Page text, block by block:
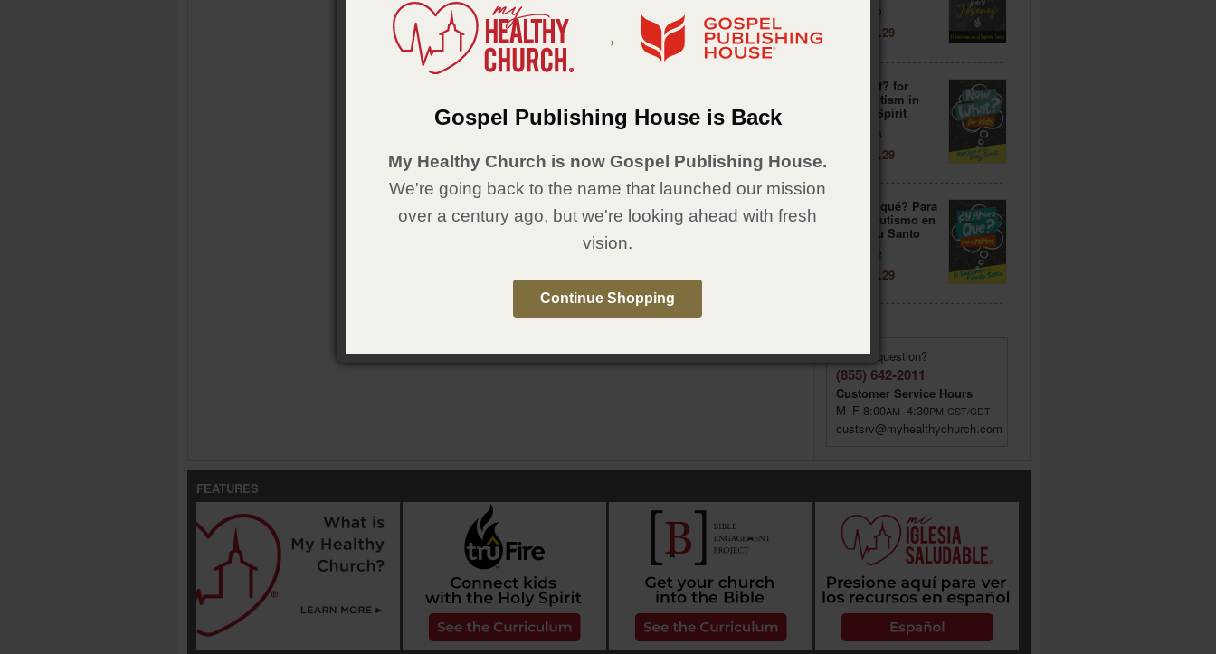
Detalles del producto
rústica
9781607319740
Gospel Publishing House
Disponible en inglés
Now What? Baptism in the Holy Spirit
Item: 020579
Price: $ 2.29
Now What? for
Kids: Baptism in
the Holy Spirit
Item: 020568
Price: $ 2.29
¿Y ahora qué? Para
niños: Bautismo en
el Espíritu Santo
Item: 020572
Price: $ 2.29
Have a question?
(855) 642-2011
Customer Service Hours
M–F 8:00AM–4:30PM CST/CDT
custsrv@myhealthychurch.com
FEATURES
→
Gospel Publishing House is Back
My Healthy Church is now Gospel Publishing House.
We're going back to the name that launched our mission
over a century ago, but we're looking ahead with fresh
vision.
Continue Shopping